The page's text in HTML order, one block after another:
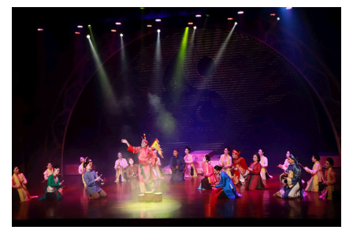
hồ, nếp nhà, câu hát, món ăn, làn điệu, nghề thủ công đều có
thể kể một câu chuyện về chiều sâu văn hiến của dân tộc.
Nhưng trong kỷ nguyên mới, câu hỏi đặt ra không chỉ Hà Nội có
bao nhiêu di sản, bao nhiêu văn nghệ sĩ, trí thức, không gian ký
ức, mà là làm thế nào để những giá trị ấy trở thành nguồn lực
phát triển, thành sức mạnh mềm, thành động lực sáng tạo,
thành năng lực cạnh tranh của Thủ đô.